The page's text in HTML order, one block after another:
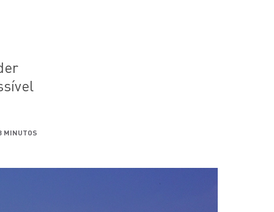
MINUTOS